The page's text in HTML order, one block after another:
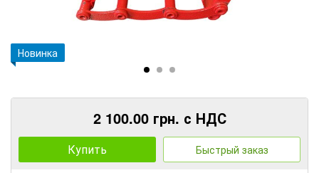
Новинка
2 100.00 грн. с НДС
Купить Быстрый заказ